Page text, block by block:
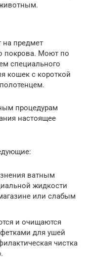
на предмет
покрова. Моют по
специального
кошек с короткой
процедурам
настоящее
ватным
жидкости
или слабым
и очищаются
для ушей
чистка